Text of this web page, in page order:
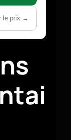
le prix →